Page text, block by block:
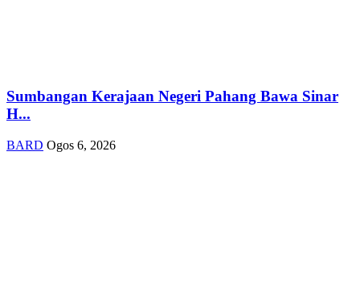
Sumbangan Kerajaan Negeri Pahang Bawa Sinar
H...
BARD Ogos 6, 2026